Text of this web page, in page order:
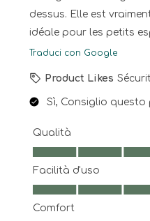
dessus. Elle est
idéale pour les petits
Traduci con Google
Product Likes
Sì, Consiglio
Qualità
Qualità, 5.0 su 5
Facilità d'uso
Facilità d'uso, 5.0 su 5
Comfort